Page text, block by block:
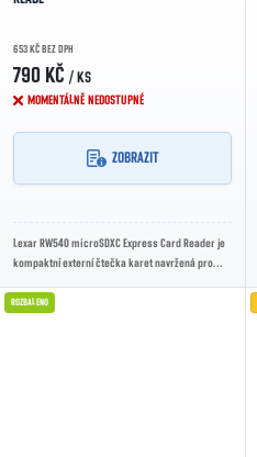
653 KČ BEZ DPH
790 KČ / KS
MOMENTÁLNĚ NEDOSTUPNÉ
ZOBRAZIT
Lexar RW540 microSDXC Express Card Reader je
kompaktní externí čtečka karet navržená pro
ROZBALENO